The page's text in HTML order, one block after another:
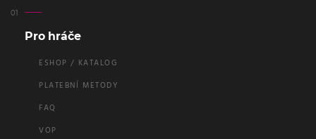
Pro hráče
ESHOP / KATALOG
PLATEBNÍ METODY
FAQ
VOP